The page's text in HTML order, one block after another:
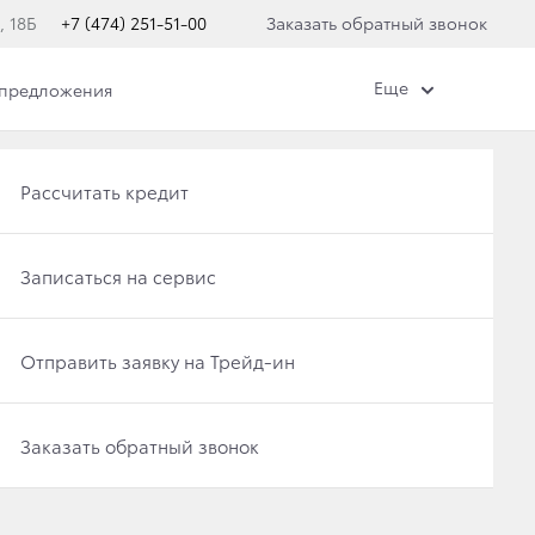
18Б +7 (474) 251-51-00 Заказать обратный звонок
Получить консультацию по кредиту
Отправить заявку на Трейд-ин
Записаться на сервис
Заказать обратный звонок
Рассчитать кредит
Записаться на сервис
Отправить заявку на Трейд-ин
Заказать обратный звонок
Еще